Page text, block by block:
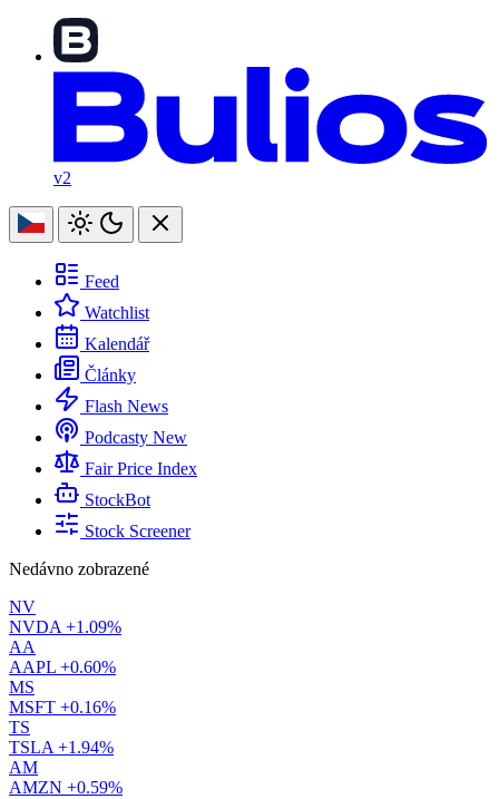
v2
Feed
Watchlist
Kalendář
Články
Flash News
Podcasty New
Fair Price Index
StockBot
Stock Screener
Nedávno zobrazené
NV
NVDA +1.09%
AA
AAPL +0.60%
MS
MSFT +0.16%
TS
TSLA +1.94%
AM
AMZN +0.59%